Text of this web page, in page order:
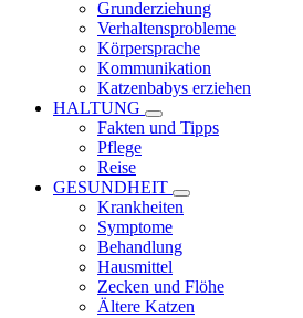
Grunderziehung
Verhaltensprobleme
Körpersprache
Kommunikation
Katzenbabys erziehen
HALTUNG
Fakten und Tipps
Pflege
Reise
GESUNDHEIT
Krankheiten
Symptome
Behandlung
Hausmittel
Zecken und Flöhe
Ältere Katzen